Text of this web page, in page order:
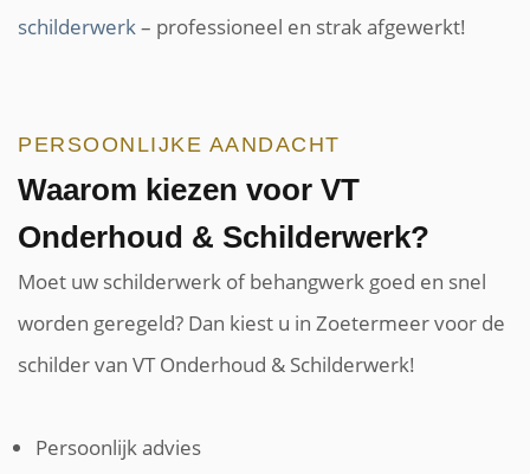
schilderwerk– professioneel en strak afgewerkt!
PERSOONLIJKE AANDACHT
Waarom kiezen voor VT
Onderhoud & Schilderwerk?
Moet uw schilderwerk of behangwerk goed en snel
worden geregeld? Dan kiest u in Zoetermeer voor de
schilder van VT Onderhoud & Schilderwerk!
Persoonlijk advies